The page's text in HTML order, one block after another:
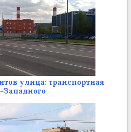
улица: транспортная
Западного